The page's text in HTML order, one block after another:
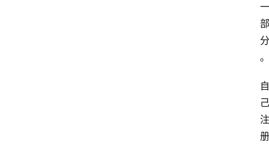
一
部
分
。
自
己
注
册